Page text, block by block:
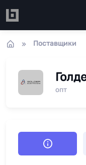
Поставщики
опт